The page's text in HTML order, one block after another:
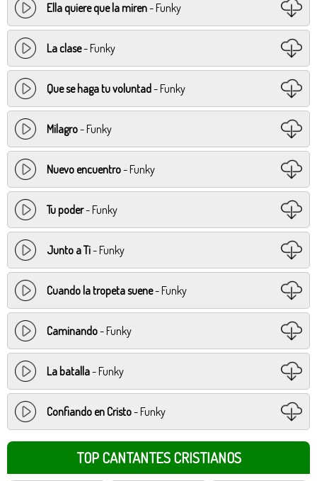
Ella quiere que la miren- Funky
La clase- Funky
Que se haga tu voluntad- Funky
Milagro- Funky
Nuevo encuentro- Funky
Tu poder- Funky
Junto a Ti- Funky
Cuando la tropeta suene- Funky
Caminando- Funky
La batalla- Funky
Confiando en Cristo- Funky
TOP CANTANTES CRISTIANOS